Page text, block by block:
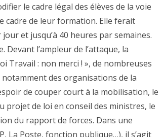
le cadre légal des élèves de la voie
cadre de leur formation. Elle ferait
et jusqu’à 40 heures par semaines.
l’ampleur de l’attaque, la
Travail : non merci ! », de nombreuses
des organisations de la
de couper court à la mobilisation, le
de loi en conseil des ministres, le
du rapport de forces. Dans une
La Poste, fonction publique…), il s’agit